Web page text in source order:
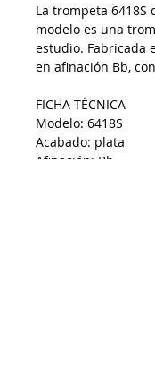
La trompeta 6418S
modelo es una
estudio. Fabricada
en afinación Bb,
FICHA TÉCNICA
Modelo: 6418S
Acabado: plata
Afinación: Bb